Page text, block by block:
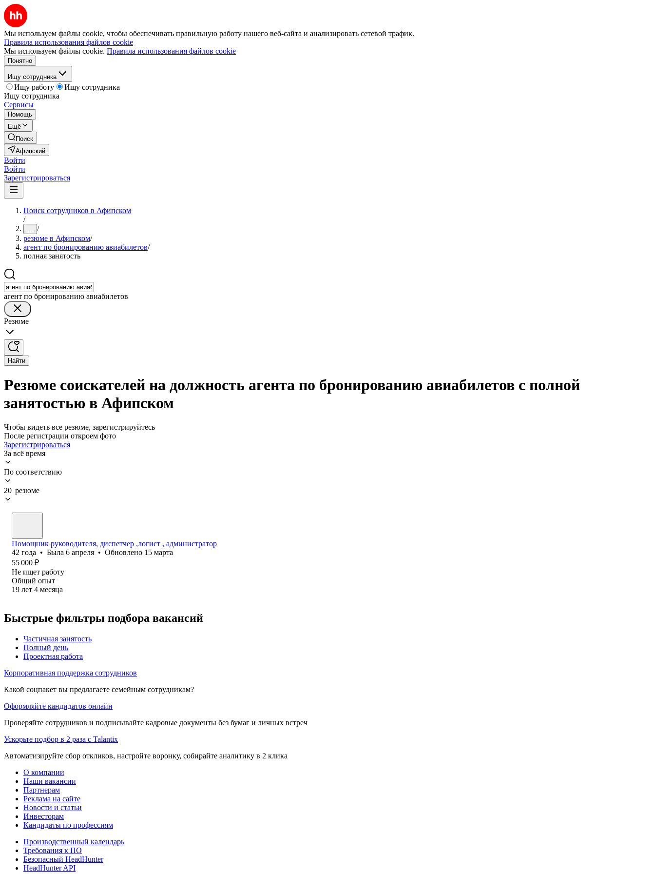
Мы используем файлы cookie, чтобы обеспечивать правильную работу нашего веб-сайта и анализировать сетевой трафик.
Правила использования файлов cookie
Мы используем файлы cookie. Правила использования файлов cookie
Понятно
Ищу сотрудника
Ищу работу
Ищу сотрудника
Ищу сотрудника
Сервисы
Помощь
Ещё
Поиск
Афипский
Войти
Войти
Зарегистрироваться
Поиск сотрудников в Афипском
/
... /
резюме в Афипском/
агент по бронированию авиабилетов/
полная занятость
агент по бронированию авиабилетов
Резюме
Найти
Резюме соискателей на должность агента по бронированию авиабилетов с полной
занятостью в Афипском
Чтобы видеть все резюме, зарегистрируйтесь
После регистрации откроем фото
Зарегистрироваться
За всё время
По соответствию
20 резюме
Помощник руководителя, диспетчер ,логист , администратор
42 года • Была 6 апреля • Обновлено 15 марта
55 000 ₽
Не ищет работу
Общий опыт
19 лет 4 месяца
Быстрые фильтры подбора вакансий
Частичная занятость
Полный день
Проектная работа
Корпоративная поддержка сотрудников
Какой соцпакет вы предлагаете семейным сотрудникам?
Оформляйте кандидатов онлайн
Проверяйте сотрудников и подписывайте кадровые документы без бумаг и личных встреч
Ускорьте подбор в 2 раза с Talantix
Автоматизируйте сбор откликов, настройте воронку, собирайте аналитику в 2 клика
О компании
Наши вакансии
Партнерам
Реклама на сайте
Новости и статьи
Инвесторам
Кандидаты по профессиям
Производственный календарь
Требования к ПО
Безопасный HeadHunter
HeadHunter API